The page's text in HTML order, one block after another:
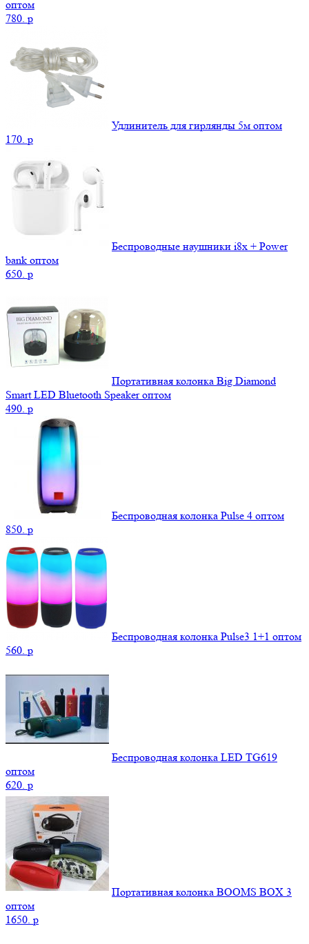
оптом
780. p
Удлинитель для гирлянды 5м оптом
170. p
Беспроводные наушники i8x + Power
bank оптом
650. p
Портативная колонка Big Diamond
Smart LED Bluetooth Speaker оптом
490. p
Беспроводная колонка Pulse 4 оптом
850. p
Беспроводная колонка Pulse3 1+1 оптом
560. p
Беспроводная колонка LED TG619
оптом
620. p
Портативная колонка BOOMS BOX 3
оптом
1650. p